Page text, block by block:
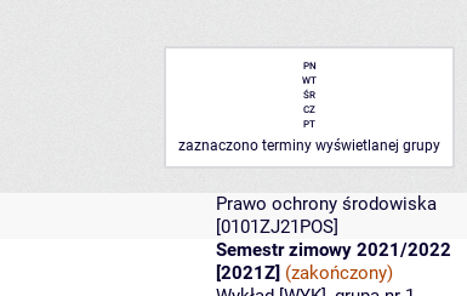
PN
WT
ŚR
CZ
PT
zaznaczono terminy wyświetlanej grupy
Prawo ochrony środowiska
[0101ZJ21POS]
Semestr zimowy 2021/2022
[2021Z] (zakończony)